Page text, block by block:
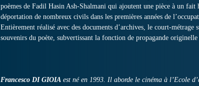
poèmes de Fadil Hasin Ash-Shalmani qui ajoutent une pièce à un fait
déportation de nombreux civils dans les premières années de
Entièrement réalisé avec des documents d’archives, le court-métrage
souvenirs du poète, subvertissant la fonction de propagande originelle
Francesco DI GIOIA est né en 1993. Il aborde le cinéma à l’Ecole